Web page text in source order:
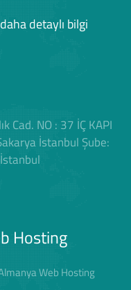
detaylı bilgi
Cad. NO : 37 İÇ KAPI
İstanbul Şube:
Hosting
Web Hosting